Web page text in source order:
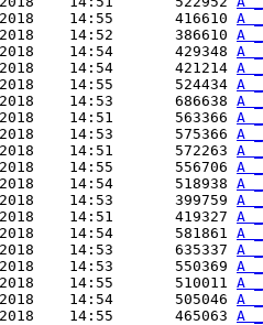
14:55       416610
A
14:52       386610
A
14:54       429348
A
14:54       421214
A
14:55       524434
A
14:53       686638
A
14:51       563366
A
14:53       575366
A
14:51       572263
A
14:55       556706
A
14:54       518938
A
14:53       399759
A
14:51       419327
A
14:54       581861
A
14:53       635337
A
14:53       550369
A
14:55       510011
A
14:54       505046
A
14:55       465063
A